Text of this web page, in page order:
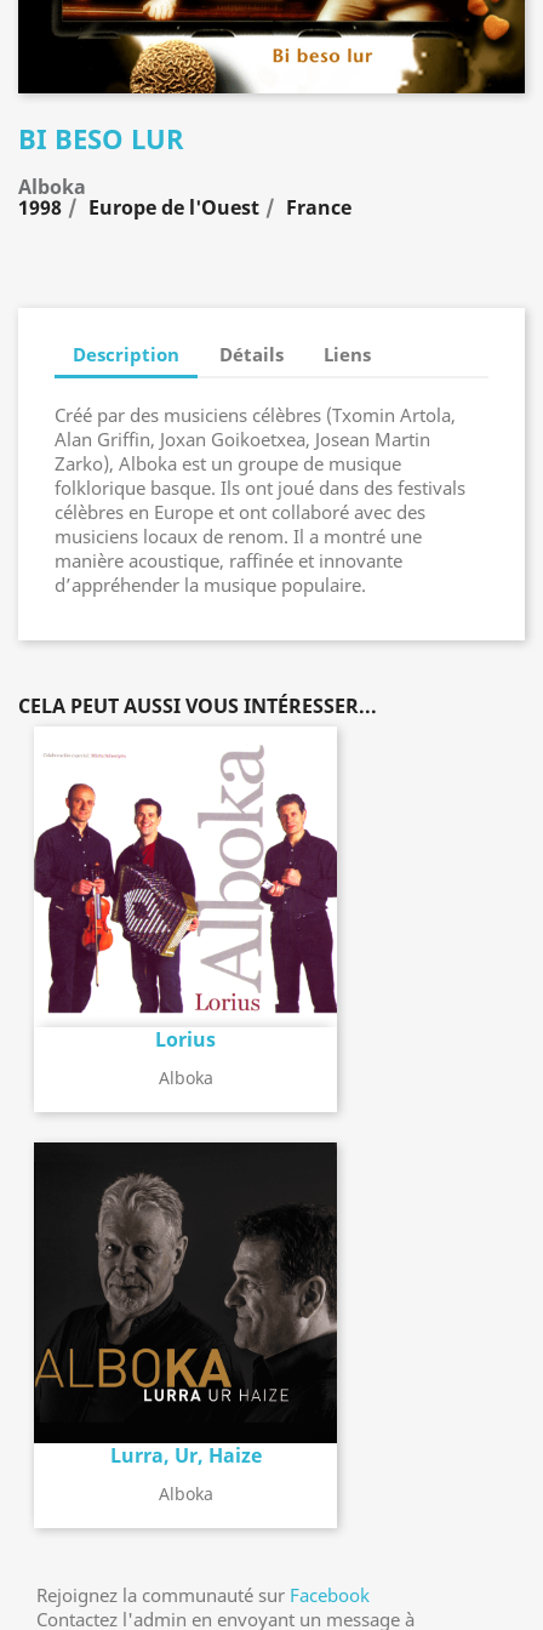
BI BESO LUR
Alboka
1998 Europe de l'Ouest France
Description Détails Liens
Créé par des musiciens célèbres (Txomin Artola,
Alan Griffin, Joxan Goikoetxea, Josean Martin
Zarko), Alboka est un groupe de musique
folklorique basque. Ils ont joué dans des festivals
célèbres en Europe et ont collaboré avec des
musiciens locaux de renom. Il a montré une
manière acoustique, raffinée et innovante
d’appréhender la musique populaire.
CELA PEUT AUSSI VOUS INTÉRESSER...
Lorius
Alboka
Lurra, Ur, Haize
Alboka
Rejoignez la communauté sur Facebook
Contactez l'admin en envoyant un message à